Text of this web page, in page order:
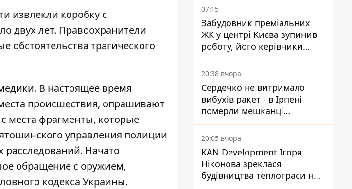
извлекли коробку с
двух лет. Правоохранители
трагического
В настоящее время
происшествия, опрашивают
места фрагменты, которые
управления полиции
расследований. Начато
обращение с оружием,
кодекса Украины.
07:15
Забудовник преміальних
ЖК у центрі Києва зупинив
роботу, його керівники
втекли з України - Bihus.info
20:38 вчора
Сердечко не витримало
вибухів ракет - в Ірпені
померли мешканці
притулку для собак з
інвалідністю
20:05 вчора
KAN Development Ігоря
Ніконова зреклася
будівництва теплотраси на